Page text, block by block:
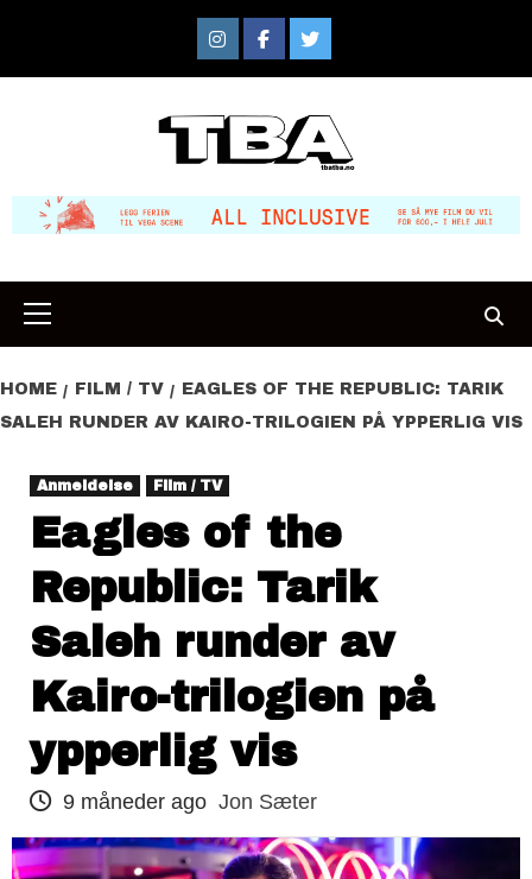
content
InstagramFacebook
Twitter
Primary
Menu
HOME FILM / TV
EAGLES OF THE REPUBLIC: TARIK
SALEH RUNDER AV KAIRO-TRILOGIEN PÅ YPPERLIG VIS
Anmeldelse Film / TV
Eagles of the
Republic: Tarik
Saleh runder av
Kairo-trilogien på
ypperlig vis
9 måneder ago Jon Sæter